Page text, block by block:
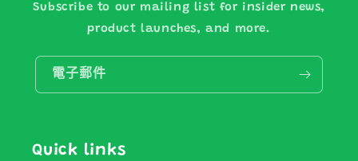
Subscribe to our mailing list for insider news,
product launches, and more.
電子郵件
Quick links